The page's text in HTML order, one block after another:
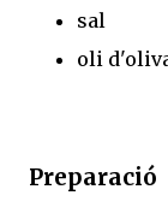
sal
oli
Preparació